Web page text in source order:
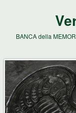
BANCA della